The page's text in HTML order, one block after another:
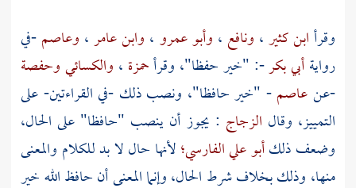
وقرأابن كثير، ونافع ، وأبو عمرو ، وابن عامر، وعاصم-في
روايةأبي بكر-: "خير حفظا"، وقرأحمزة ، والكسائيوحفصة
-عنعاصم- "خير حافظا"، ونصب ذلك -في القراءتين- على
التمييز، وقال الزجاج : يجوز أن ينصب "حافظا" على الحال،
وضعف ذلكأبو علي الفارسي؛لأنها حال لا بد للكلام والمعنى
منها، وذلك بخلاف شرط الحال، وإنما المعنى أن حافظ الله خير